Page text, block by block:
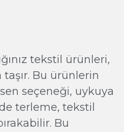
tekstil ürünleri,
Bu ürünlerin
seçeneği, uykuya
terleme, tekstil
Bu